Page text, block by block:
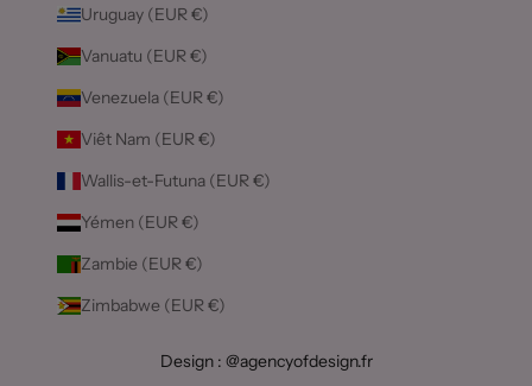
Uruguay (EUR €)
Vanuatu (EUR €)
Venezuela (EUR €)
Viêt Nam (EUR €)
Wallis-et-Futuna (EUR €)
Yémen (EUR €)
Zambie (EUR €)
Zimbabwe (EUR €)
Design : @agencyofdesign.fr